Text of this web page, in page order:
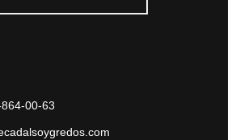
00-63